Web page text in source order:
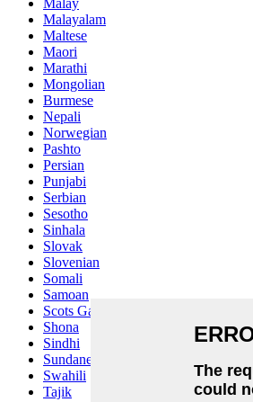
Malayalam
Maltese
Maori
Marathi
Mongolian
Burmese
Nepali
Norwegian
Pashto
Persian
Punjabi
Serbian
Sesotho
Sinhala
Slovak
Slovenian
Somali
Samoan
Scots Gaelic
Shona
Sindhi
Sundanese
Swahili
Tajik